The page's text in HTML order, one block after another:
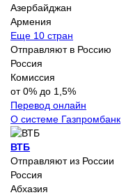
Азербайджан
Армения
Еще 10 стран
Отправляют в Россию
Россия
Комиссия
от 0% до 1,5%
Перевод онлайн
О системе Газпромбанк
ВТБ
Отправляют из России
Россия
Абхазия